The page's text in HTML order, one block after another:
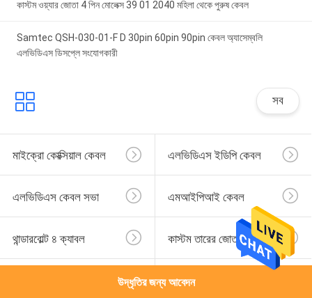
কাস্টম ওয়্যার জোতা 4 পিন মোলেক্স 39 01 2040 মহিলা থেকে পুরুষ কেবল
Samtec QSH-030-01-F D 30pin 60pin 90pin কেবল অ্যাসেম্বলি
এলভিডিএস ডিসপ্লে সংযোগকারী
সব
মাইক্রো কোক্সিয়াল কেবল এলভিডিএস ইডিপি কেবল
এলভিডিএস কেবল সভা এমআইপিআই কেবল
থান্ডারবোল্ট ৪ ক্যাবল কাস্টম তারের জোতা
মোলেক্স কেবল সমাবেশ
উদ্ধৃতির জন্য আবেদন